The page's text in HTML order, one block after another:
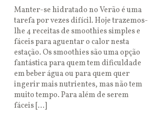
Manter-se hidratado no Verão é uma
tarefa por vezes difícil. Hoje trazemos-
lhe 4 receitas de smoothies simples e
fáceis para aguentar o calor nesta
estação. Os smoothies são uma opção
fantástica para quem tem dificuldade
em beber água ou para quem quer
ingerir mais nutrientes, mas não tem
muito tempo. Para além de serem
fáceis […]